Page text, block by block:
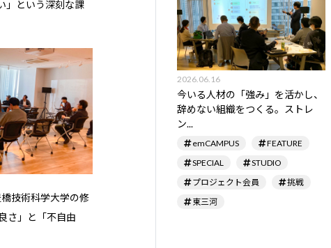
」という深刻な課
技術科学大学の修
さ」と「不自由
2026.06.16
今いる人材の「強み」を活かし、
辞めない組織をつくる。ストレ
ン...
emCAMPUS
FEATURE
SPECIAL
STUDIO
プロジェクト会員
挑戦
東三河